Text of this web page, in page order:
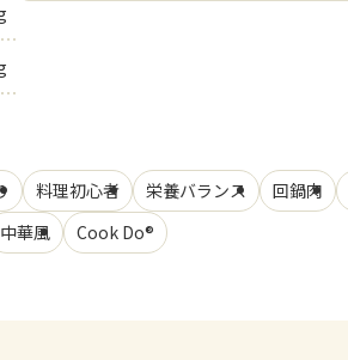
料理初心者 栄養バランス 回鍋肉
中華風 Cook Do®